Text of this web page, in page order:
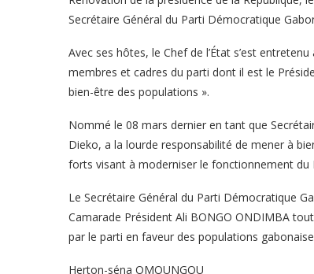
Secrétaire Général du Parti Démocratique
Avec ses hôtes, le Chef de l’État s’est
membres et cadres du parti dont il est le
bien-être des populations ».
Nommé le 08 mars dernier en tant que
Dieko, a la lourde responsabilité de mener à
forts visant à moderniser le fonctionnement
Le Secrétaire Général du Parti Démocratique
Camarade Président Ali BONGO ONDIMBA
par le parti en faveur des populations
Herton-séna OMOUNGOU